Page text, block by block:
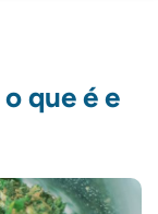
que é e